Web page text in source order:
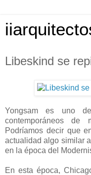
Libeskind se
Yongsam es uno
contemporáneos de
Podríamos decir que
actualidad algo similar
en la época del
En esta época,